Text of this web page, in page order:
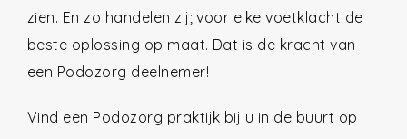
zien. En zo handelen zij; voor elke voetklacht de
beste oplossing op maat. Dat is de kracht van
een Podozorg deelnemer!
Vind een Podozorg praktijk bij u in de buurt op